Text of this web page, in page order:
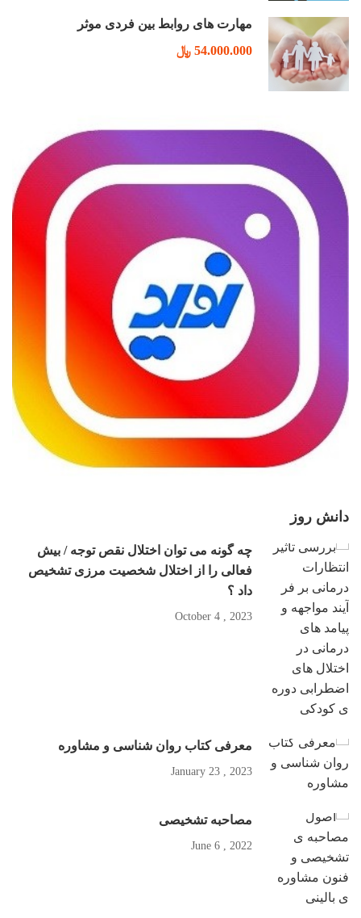
مهارت های روابط بین فردی موثر
54.000.000 ﷼
دانش روز
چه گونه می توان اختلال نقص توجه / بیش
فعالی را از اختلال شخصیت مرزی تشخیص
داد ؟
2023 , October 4
معرفی کتاب روان شناسی و مشاوره
2023 , January 23
مصاحبه تشخیصی
2022 , June 6